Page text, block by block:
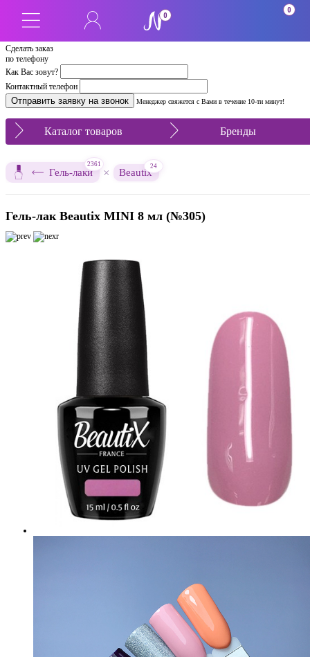
Сделать заказ
по телефону
Как Вас зовут?
Контактный телефон
Менеджер свяжется с Вами в течение 10-ти минут!
0
0
Каталог товаров Бренды
Гель-лаки
2361
× Beautix
24
Гель-лак Beautix MINI 8 мл (№305)